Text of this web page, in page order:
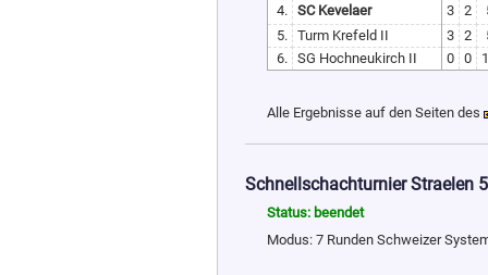
4.
SC Kevelaer 3 2
5.
Turm Krefeld II 3 2
6.
SG Hochneukirch II 0 0
Alle Ergebnisse auf den Seiten des
Schnellschachturnier Straelen
Status: beendet
Modus: 7 Runden Schweizer